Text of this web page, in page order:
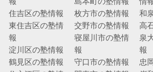
住吉区の塾情報
東住吉区の塾情
報
淀川区の塾情報
鶴見区の塾情報
枚方市の塾情報
交野市の塾情報
寝屋川市の塾情
報
守口市の塾情報
和
高
泉
報
忠